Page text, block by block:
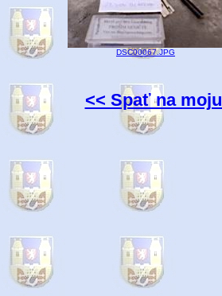
DSC00067.JPG
<< Spať na